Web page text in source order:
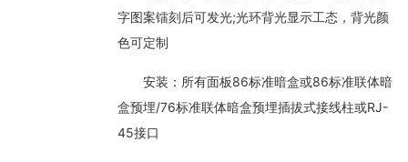
字图案镭刻后可发光;光环背光显示工态，背光颜
色可定制
安装：所有面板86标准暗盒或86标准联体暗
盒预埋/76标准联体暗盒预埋插拔式接线柱或RJ-
45接口